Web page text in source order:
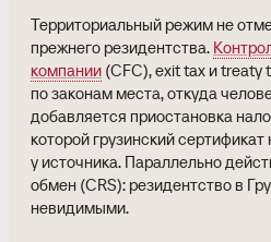
Территориальный режим не
прежнего резидентства.
компании (CFC), exit tax и
по законам места, откуда
добавляется приостановка
которой грузинский
у источника. Параллельно
обмен (CRS): резидентство в
невидимыми.